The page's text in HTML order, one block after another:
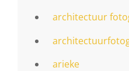
architectuur
arieke